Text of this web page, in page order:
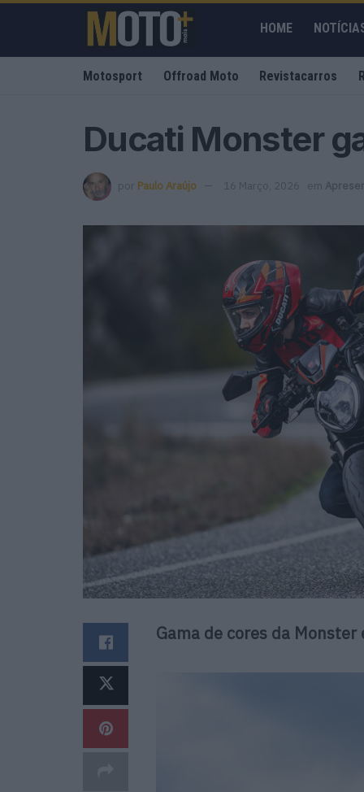
HOME
Motosport Offroad Moto Revistacarros
Ducati Monster
por Paulo Araújo 16 Março, 2026 em
Gama de cores da